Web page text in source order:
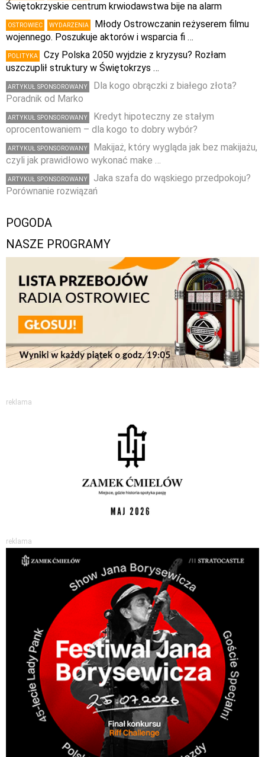
Świętokrzyskie centrum krwiodawstwa bije na alarm
OSTROWIEC WYDARZENIA
Młody Ostrowczanin reżyserem filmu
wojennego. Poszukuje aktorów i wsparcia fi …
POLITYKA
Czy Polska 2050 wyjdzie z kryzysu? Rozłam
uszczuplił struktury w Świętokrzys …
ARTYKUŁ SPONSOROWANY
Dla kogo obrączki z białego złota?
Poradnik od Marko
ARTYKUŁ SPONSOROWANY
Kredyt hipoteczny ze stałym
oprocentowaniem – dla kogo to dobry wybór?
ARTYKUŁ SPONSOROWANY
Makijaż, który wygląda jak bez makijażu,
czyli jak prawidłowo wykonać make …
ARTYKUŁ SPONSOROWANY
Jaka szafa do wąskiego przedpokoju?
Porównanie rozwiązań
POGODA
NASZE PROGRAMY
reklama
reklama